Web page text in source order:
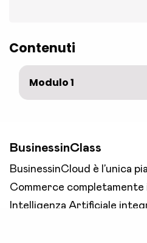
Contenuti
Modulo 1
BusinessinClass
BusinessinCloud è l’unica
Commerce completamente
Intelligenza Artificiale